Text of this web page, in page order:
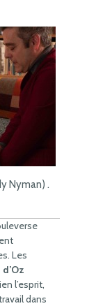
Nyman) .
Les
l’esprit,
dans